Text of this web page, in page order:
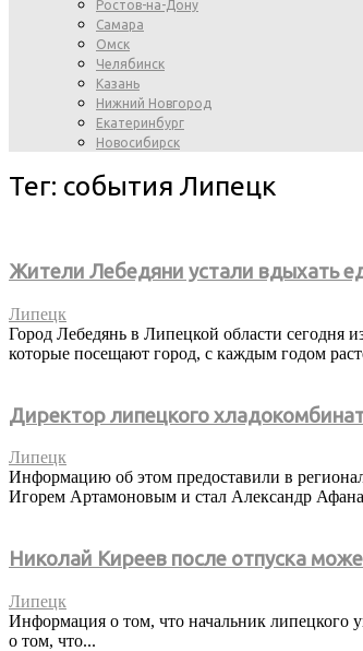
Ростов-на-Дону
Самара
Омск
Челябинск
Казань
Нижний Новгород
Екатеринбург
Новосибирск
Тег: события Липецк
Жители Лебедяни устали вдыхать
Липецк
Город Лебедянь в Липецкой области
которые посещают город, с каждым годом
Директор липецкого
Липецк
Информацию об этом предоставили в
Игорем Артамоновым и стал Александр
Николай Киреев после отпуска
Липецк
Информация о том, что начальник липецкого
о том, что...